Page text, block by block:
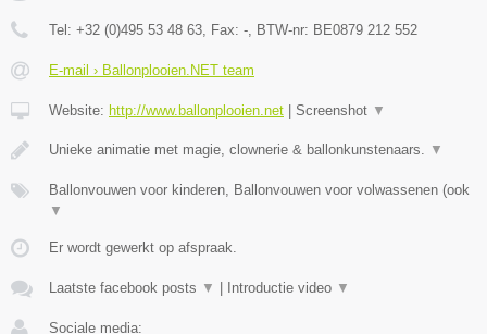
Tel: +32 (0)495 53 48 63, Fax: -, BTW-nr: BE0879 212 552
E-mail › Ballonplooien.NET team
Website: http://www.ballonplooien.net Screenshot ▼
Unieke animatie met magie, clownerie & ballonkunstenaars. ▼
Ballonvouwen voor kinderen, Ballonvouwen voor volwassenen (ook
▼
Er wordt gewerkt op afspraak.
Laatste facebook posts ▼ Introductie video ▼
Sociale media: